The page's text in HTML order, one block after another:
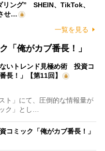
リング” SHEIN、TikTok、
せ…
一覧を見る
「俺がカブ番長！」
ないトレンド見極め術 投資コ
長！」【第11回】
ト」にて、圧倒的な情報量が
ク」とし…
ミック「俺がカブ番長！」